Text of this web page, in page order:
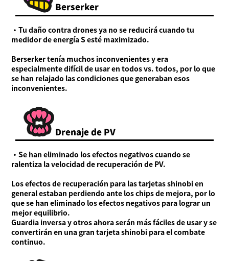
Berserker
・Tu daño contra drones ya no se reducirá cuando tu
medidor de energía S esté maximizado.
Berserker tenía muchos inconvenientes y era
especialmente difícil de usar en todos vs. todos, por lo que
se han relajado las condiciones que generaban esos
inconvenientes.
Drenaje de PV
・Se han eliminado los efectos negativos cuando se
ralentiza la velocidad de recuperación de PV.
Los efectos de recuperación para las tarjetas shinobi en
general estaban perdiendo ante los chips de mejora, por lo
que se han eliminado los efectos negativos para lograr un
mejor equilibrio.
Guardia inversa y otros ahora serán más fáciles de usar y se
convertirán en una gran tarjeta shinobi para el combate
continuo.